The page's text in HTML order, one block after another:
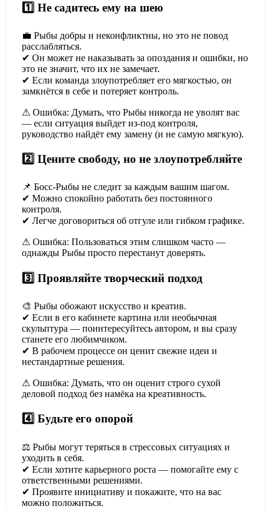
1️⃣ Не садитесь ему на шею
💼 Рыбы добры и неконфликтны, но это не повод
расслабляться.
✔ Он может не наказывать за опоздания и ошибки, но
это не значит, что их не замечает.
✔ Если команда злоупотребляет его мягкостью, он
замкнётся в себе и потеряет контроль.
⚠ Ошибка: Думать, что Рыбы никогда не уволят вас
— если ситуация выйдет из-под контроля,
руководство найдёт ему замену (и не самую мягкую).
2️⃣ Цените свободу, но не злоупотребляйте
📌 Босс-Рыбы не следит за каждым вашим шагом.
✔ Можно спокойно работать без постоянного
контроля.
✔ Легче договориться об отгуле или гибком графике.
⚠ Ошибка: Пользоваться этим слишком часто —
однажды Рыбы просто перестанут доверять.
3️⃣ Проявляйте творческий подход
🎨 Рыбы обожают искусство и креатив.
✔ Если в его кабинете картина или необычная
скульптура — поинтересуйтесь автором, и вы сразу
станете его любимчиком.
✔ В рабочем процессе он ценит свежие идеи и
нестандартные решения.
⚠ Ошибка: Думать, что он оценит строго сухой
деловой подход без намёка на креативность.
4️⃣ Будьте его опорой
⚖ Рыбы могут теряться в стрессовых ситуациях и
уходить в себя.
✔ Если хотите карьерного роста — помогайте ему с
ответственными решениями.
✔ Проявите инициативу и покажите, что на вас
можно положиться.